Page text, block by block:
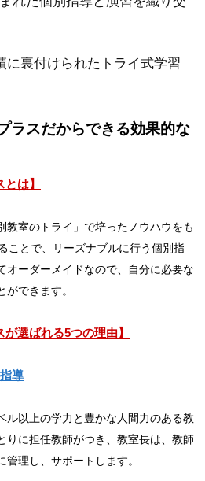
に裏付けられたトライ式学習
ラスだからできる効果的な
は】
教室のトライ」で培ったノウハウをも
ことで、リーズナブルに行う個別指
オーダーメイドなので、自分に必要な
できます。
が選ばれる5つの理由】
導
ル以上の学力と豊かな人間力のある教
りに担任教師がつき、教室長は、教師
理し、サポートします。